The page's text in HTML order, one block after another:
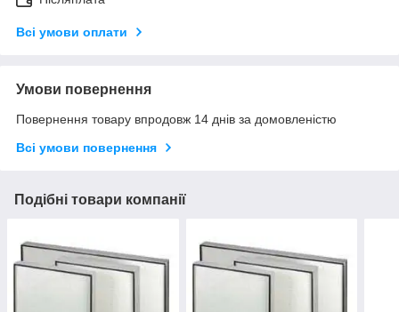
Всі умови оплати
Умови повернення
Повернення товару впродовж 14 днів за домовленістю
Всі умови повернення
Подібні товари компанії